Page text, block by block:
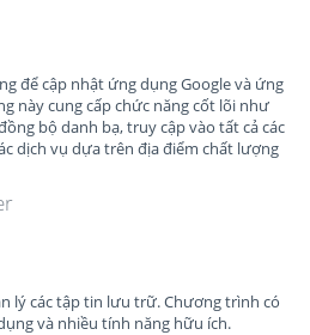
để cập nhật ứng dụng Google và ứng
này cung cấp chức năng cốt lõi như
bộ danh bạ, truy cập vào tất cả các
dịch vụ dựa trên địa điểm chất lượng
lý các tập tin lưu trữ. Chương trình có
và nhiều tính năng hữu ích.